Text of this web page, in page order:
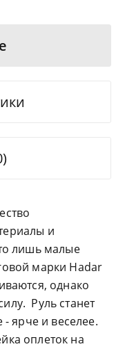
и
лишь малые
марки Hadar
однако
Руль станет
- ярче и веселее.
оплеток на